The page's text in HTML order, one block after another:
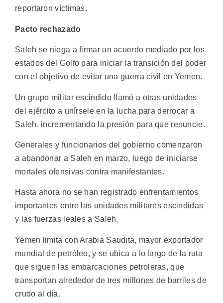
reportaron víctimas.
Pacto rechazado
Saleh se niega a firmar un acuerdo mediado por los
estados del Golfo para iniciar la transición del poder
con el objetivo de evitar una guerra civil en Yemen.
Un grupo militar escindido llamó a otras unidades
del ejército a unírsele en la lucha para derrocar a
Saleh, incrementando la presión para que renuncie.
Generales y funcionarios del gobierno comenzaron
a abandonar a Saleh en marzo, luego de iniciarse
mortales ofensivas contra manifestantes.
Hasta ahora no se han registrado enfrentamientos
importantes entre las unidades militares escindidas
y las fuerzas leales a Saleh.
Yemen limita con Arabia Saudita, mayor exportador
mundial de petróleo, y se ubica a lo largo de la ruta
que siguen las embarcaciones petroleras, que
transportan alrededor de tres millones de barriles de
crudo al día.